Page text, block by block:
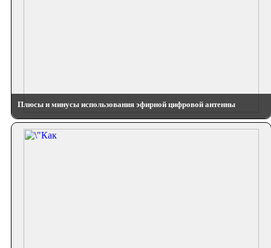
Плюсы и минусы использования эфирной цифровой антенны